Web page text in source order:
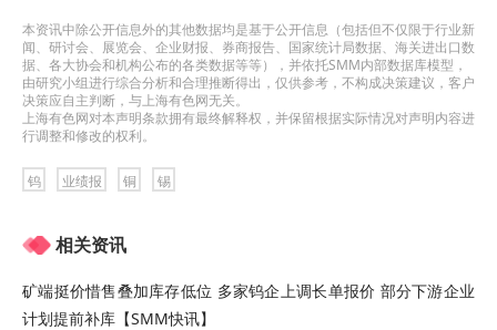
翔鹭钨业回应：尊敬的投资者，您好！公司预约于
2026 年 4 月 29 日披露 2026 年第一季
度报告，前 10 名股东持股情况请以届时披露的公告
为准。感谢您对公司的关注！
2.请问陈总，国内四家钨主要上市公司，你们的核
器你们有相关业务吗？在全球缺钨的情况下，这部
本资讯中除公开信息外的其他数据均是基于公开信息（包括但不仅限于行业新
闻、研讨会、展览会、企业财报、券商报告、国家统计局数据、海关进出口数
据、各大协会和机构公布的各类数据等等），并依托SMM内部数据库模型，
由研究小组进行综合分析和合理推断得出，仅供参考，不构成决策建议，客户
决策应自主判断，与上海有色网无关。
上海有色网对本声明条款拥有最终解释权，并保留根据实际情况对声明内容进
行调整和修改的权利。
钨 业绩报 铜 锡
相关资讯
矿端挺价惜售叠加库存低位 多家钨企上调长单报价 部分下游企业
计划提前补库【SMM快讯】